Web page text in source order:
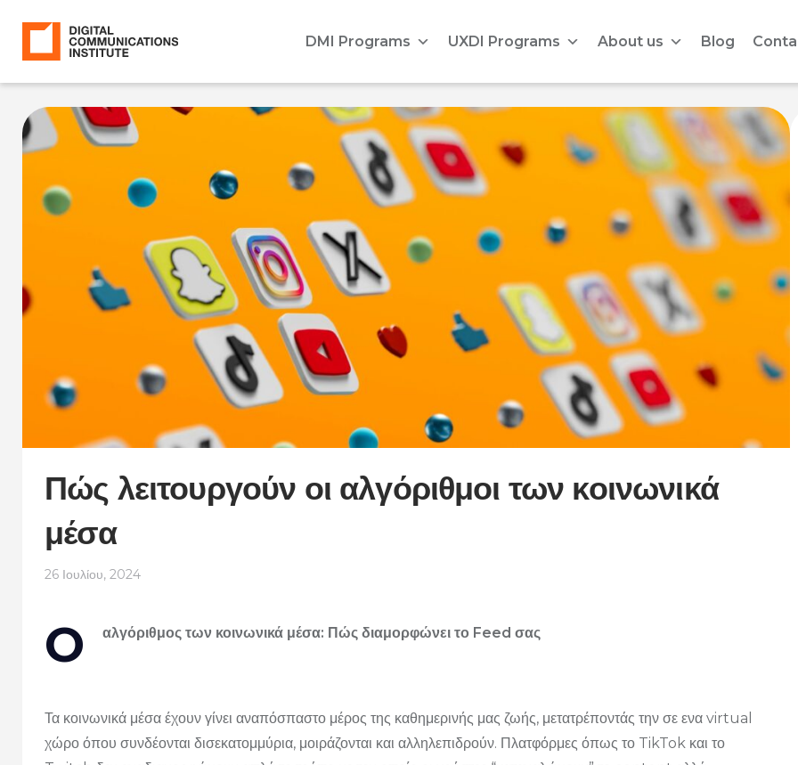
DMI Programs UXDI Programs About us Blog
Πώς λειτουργούν οι αλγόριθμοι των κοινωνικά
μέσα
26 Ιουλίου, 2024
O αλγόριθμος των κοινωνικά μέσα: Πώς διαμορφώνει το Feed σας
Τα κοινωνικά μέσα έχουν γίνει αναπόσπαστο μέρος της καθημερινής μας ζωής, μετατρέποντάς την σε ενα virtual
χώρο όπου συνδέονται δισεκατομμύρια, μοιράζονται και αλληλεπιδρούν. Πλατφόρμες όπως το TikTok και το